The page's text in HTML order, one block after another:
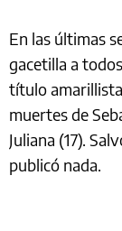
En las últimas
gacetilla a
título
muertes de
Juliana (17).
publicó nada.